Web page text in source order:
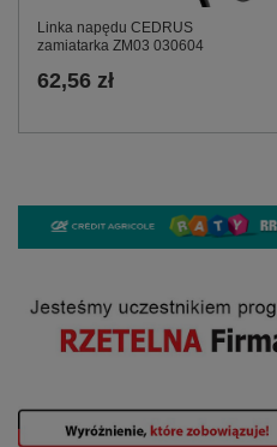
Linka napędu CEDRUS
zamiatarka ZM03 030604
62,56 zł